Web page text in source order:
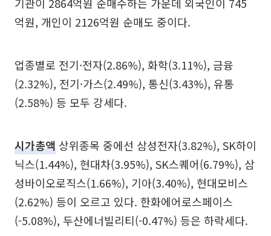
억원, 개인이 2126억원 순매도 중이다.
업종별로 전기·전자(2.86%), 화학(3.11%), 금융
(2.32%), 전기·가스(2.49%), 통신(3.43%), 유통
(2.58%) 등 모두 강세다.
시가총액 상위종목 중에선 삼성전자(3.82%), SK하이
닉스(1.44%), 현대차(3.95%), SK스퀘어(6.79%), 삼
성바이오로직스(1.66%), 기아(3.40%), 현대모비스
(2.62%) 등이 오르고 있다. 한화에어로스페이스
(-5.08%), 두산에너빌리티(-0.47%) 등은 하락세다.